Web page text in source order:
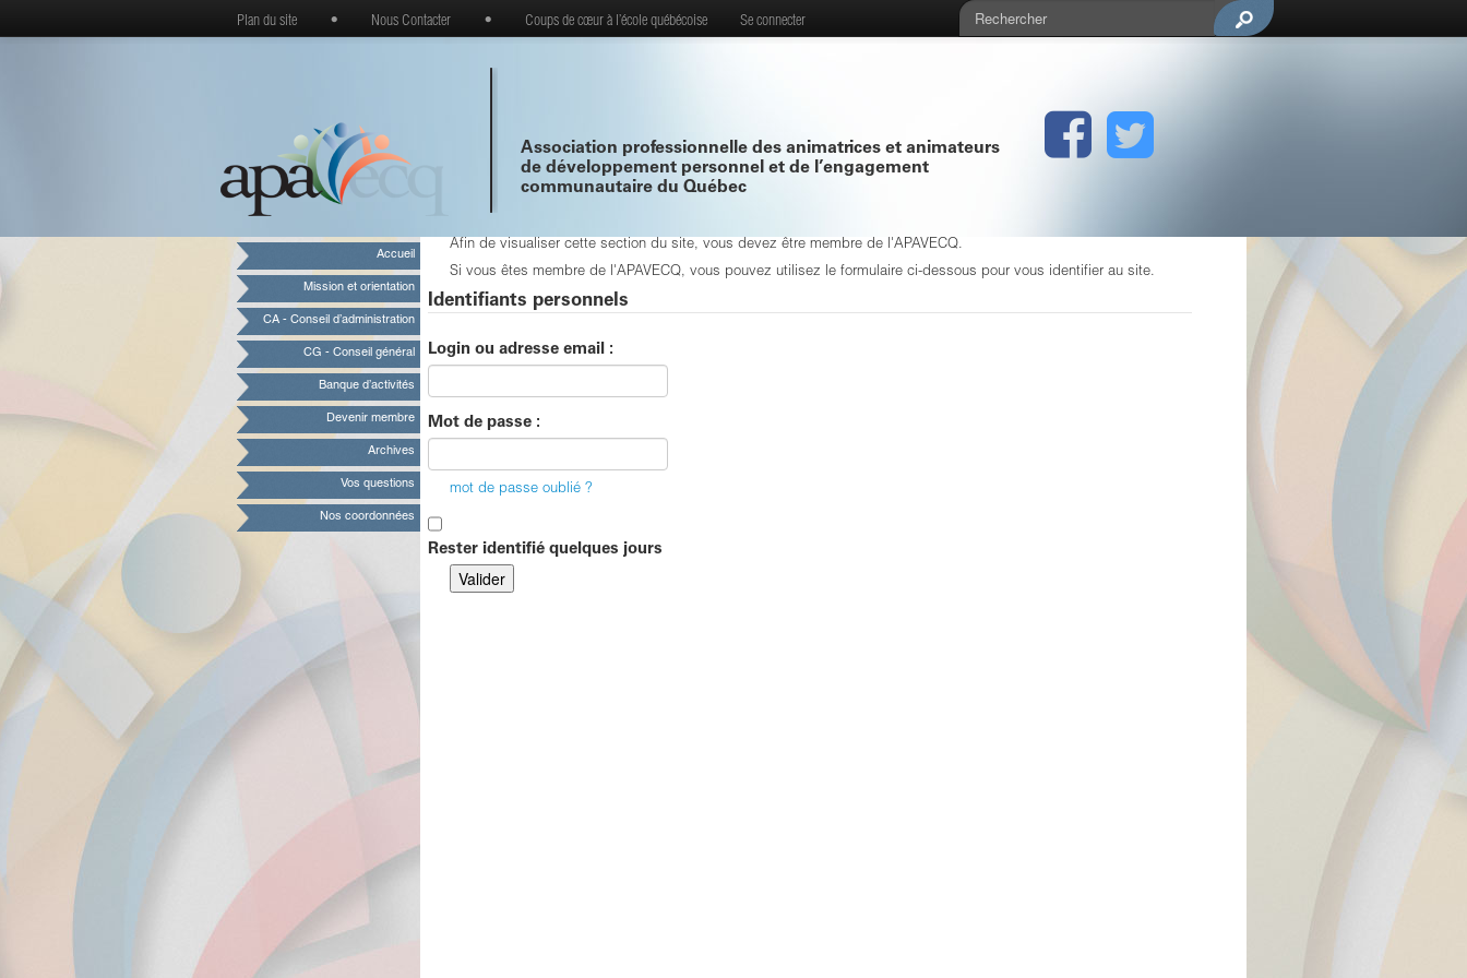
Plan du site • Nous Contacter • Coups de cœur à l’école québécoise Se connecter
Association professionnelle des animatrices et animateurs
de développement personnel et de l’engagement
communautaire du Québec
Accueil
Mission et orientation
CA - Conseil d’administration
CG - Conseil général
Banque d’activités
Devenir membre
Archives
Vos questions
Nos coordonnées
Afin de visualiser cette section du site, vous devez être membre de l'APAVECQ.
Si vous êtes membre de l'APAVECQ, vous pouvez utilisez le formulaire ci-dessous pour vous identifier au site.
Identifiants personnels
Login ou adresse email :
Mot de passe :
mot de passe oublié ?
Rester identifié quelques jours